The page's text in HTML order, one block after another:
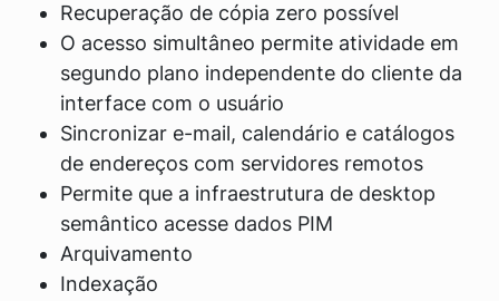
Recuperação de cópia zero possível
O acesso simultâneo permite atividade em
segundo plano independente do cliente da
interface com o usuário
Sincronizar e-mail, calendário e catálogos
de endereços com servidores remotos
Permite que a infraestrutura de desktop
semântico acesse dados PIM
Arquivamento
Indexação